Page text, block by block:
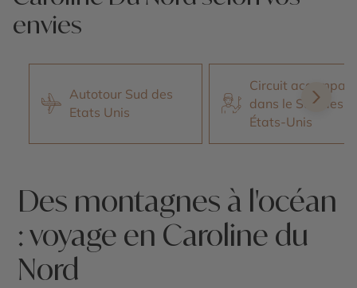
envies
Autotour Sud des
Etats Unis
Circuit
dans le Sud des
États-Unis
Des montagnes à l'océan
: voyage en Caroline du
Nord